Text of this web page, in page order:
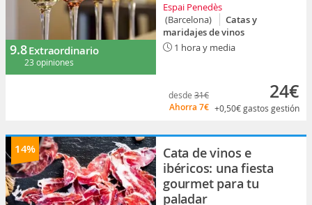
9.8Extraordinario
23 opiniones
Espai Penedès
(Barcelona)
Catas y
maridajes de vinos
1 hora y media
desde 31€
Ahorra 7€
24€
+0,50€gastos gestión
14%
Cata de vinos e
ibéricos: una fiesta
gourmet para tu
paladar